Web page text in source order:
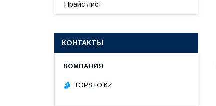
Прайс лист
КОНТАКТЫ
TOPSTO.KZ